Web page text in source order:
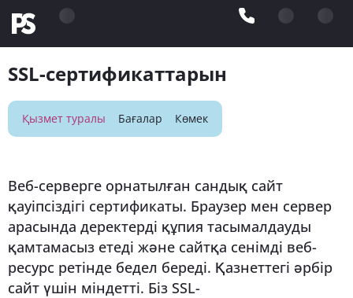
SSL-сертификаттарын
Қызмет туралы Бағалар Көмек
Веб-серверге орнатылған сандық сайт
қауіпсіздігі сертификаты. Браузер мен сервер
арасында деректерді құпия тасымалдауды
қамтамасыз етеді және сайтқа сенімді веб-
ресурс ретінде бедел береді. Қазнеттегі әрбір
сайт үшін міндетті. Біз SSL-